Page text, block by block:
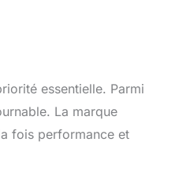
essentielle. Parmi
La marque
fois performance et